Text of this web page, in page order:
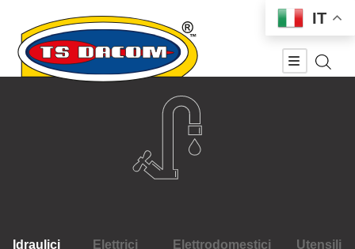
Idraulici Elettrici Elettrodomestici Utensili
IT